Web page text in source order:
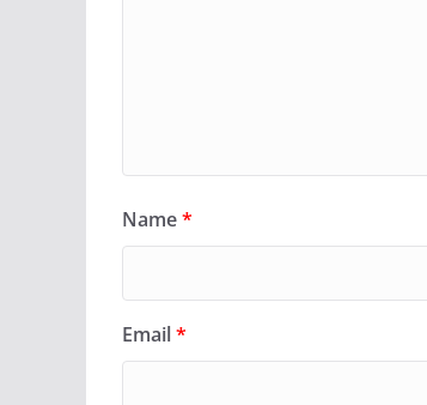
Name*
Email*